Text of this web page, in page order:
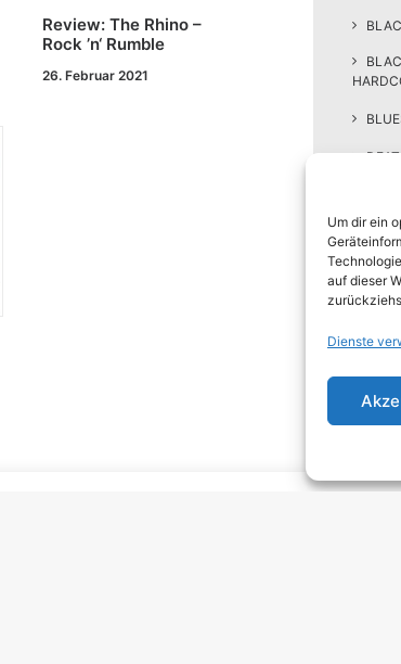
Um dir ein
auf dieser
Dienste
Review: The Rhino –
Rock ’n‘ Rumble
26. Februar 2021
DJENT
EMO
EMO